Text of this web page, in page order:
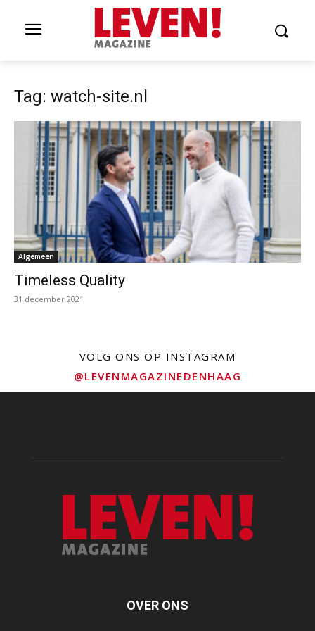
Tag: watch-site.nl
Algemeen
Timeless Quality
31 december 2021
VOLG ONS OP INSTAGRAM
@LEVENMAGAZINEDENHAAG
OVER ONS